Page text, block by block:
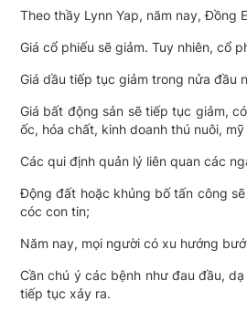
Theo thầy Lynn Yap, năm nay, Đồng
Giá cổ phiếu sẽ giảm. Tuy nhiên, cổ
Giá dầu tiếp tục giảm trong nửa đầu
Giá bất động sản sẽ tiếp tục giảm,
ốc, hóa chất, kinh doanh thú nuôi,
Các qui định quản lý liên quan các
Động đất hoặc khủng bố tấn công
cóc con tin;
Năm nay, mọi người có xu hướng
Cần chú ý các bệnh như đau đầu,
tiếp tục xảy ra.